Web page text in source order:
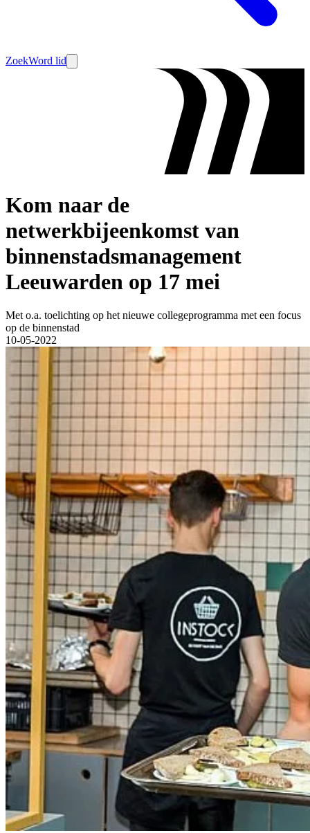
ZoekWord lid
Kom naar de
netwerkbijeenkomst van
binnenstadsmanagement
Leeuwarden op 17 mei
Met o.a. toelichting op het nieuwe collegeprogramma met een focus
op de binnenstad
10-05-2022